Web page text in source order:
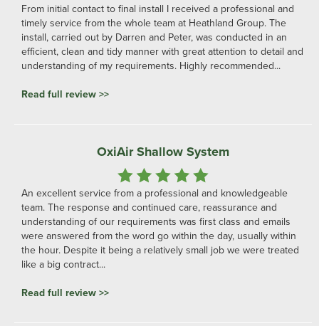
From initial contact to final install I received a professional and
timely service from the whole team at Heathland Group. The
install, carried out by Darren and Peter, was conducted in an
efficient, clean and tidy manner with great attention to detail and
understanding of my requirements. Highly recommended...
Read full review >>
OxiAir Shallow System
An excellent service from a professional and knowledgeable
team. The response and continued care, reassurance and
understanding of our requirements was first class and emails
were answered from the word go within the day, usually within
the hour. Despite it being a relatively small job we were treated
like a big contract...
Read full review >>